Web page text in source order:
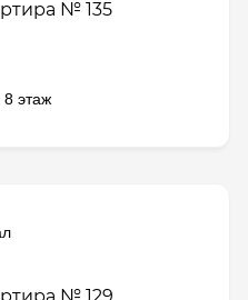
8 этаж